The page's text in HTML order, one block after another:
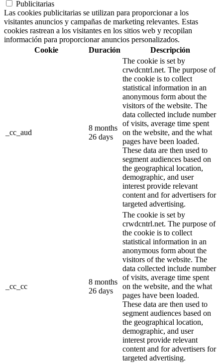
Publicitarias
Las cookies publicitarias se utilizan para proporcionar a los
visitantes anuncios y campañas de marketing relevantes. Estas
cookies rastrean a los visitantes en los sitios web y recopilan
información para proporcionar anuncios personalizados.
Cookie
Duración Descripción
_cc_aud
8 months
26 days
The cookie is set by
crwdcntrl.net. The purpose of
the cookie is to collect
statistical information in an
anonymous form about the
visitors of the website. The
data collected include number
of visits, average time spent
on the website, and the what
pages have been loaded.
These data are then used to
segment audiences based on
the geographical location,
demographic, and user
interest provide relevant
content and for advertisers for
targeted advertising.
_cc_cc
8 months
26 days
The cookie is set by
crwdcntrl.net. The purpose of
the cookie is to collect
statistical information in an
anonymous form about the
visitors of the website. The
data collected include number
of visits, average time spent
on the website, and the what
pages have been loaded.
These data are then used to
segment audiences based on
the geographical location,
demographic, and user
interest provide relevant
content and for advertisers for
targeted advertising.